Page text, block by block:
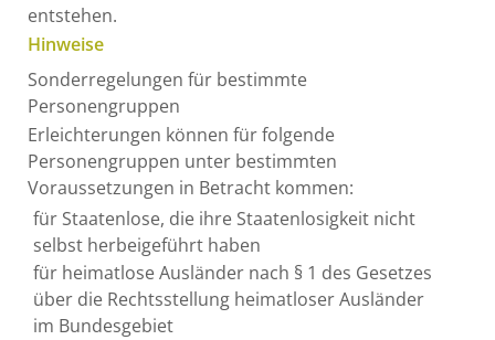
entstehen.
Hinweise
Sonderregelungen für bestimmte
Personengruppen
Erleichterungen können für folgende
Personengruppen unter bestimmten
Voraussetzungen in Betracht kommen:
für Staatenlose, die ihre Staatenlosigkeit nicht
selbst herbeigeführt haben
für heimatlose Ausländer nach § 1 des Gesetzes
über die Rechtsstellung heimatloser Ausländer
im Bundesgebiet